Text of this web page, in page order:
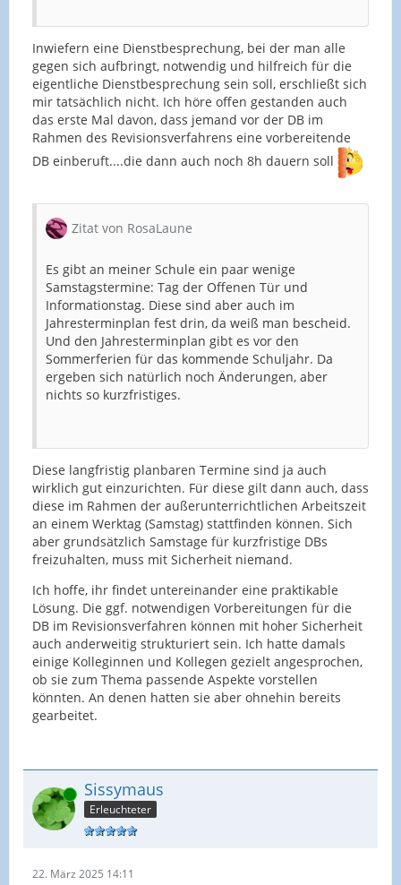
Inwiefern eine Dienstbesprechung, bei der man alle
gegen sich aufbringt, notwendig und hilfreich für die
eigentliche Dienstbesprechung sein soll, erschließt sich
mir tatsächlich nicht. Ich höre offen gestanden auch
das erste Mal davon, dass jemand vor der DB im
Rahmen des Revisionsverfahrens eine vorbereitende
DB einberuft....die dann auch noch 8h dauern soll
Zitat von RosaLaune
Es gibt an meiner Schule ein paar wenige
Samstagstermine: Tag der Offenen Tür und
Informationstag. Diese sind aber auch im
Jahresterminplan fest drin, da weiß man bescheid.
Und den Jahresterminplan gibt es vor den
Sommerferien für das kommende Schuljahr. Da
ergeben sich natürlich noch Änderungen, aber
nichts so kurzfristiges.
Diese langfristig planbaren Termine sind ja auch
wirklich gut einzurichten. Für diese gilt dann auch, dass
diese im Rahmen der außerunterrichtlichen Arbeitszeit
an einem Werktag (Samstag) stattfinden können. Sich
aber grundsätzlich Samstage für kurzfristige DBs
freizuhalten, muss mit Sicherheit niemand.
Ich hoffe, ihr findet untereinander eine praktikable
Lösung. Die ggf. notwendigen Vorbereitungen für die
DB im Revisionsverfahren können mit hoher Sicherheit
auch anderweitig strukturiert sein. Ich hatte damals
einige Kolleginnen und Kollegen gezielt angesprochen,
ob sie zum Thema passende Aspekte vorstellen
könnten. An denen hatten sie aber ohnehin bereits
gearbeitet.
Online Sissymaus
Erleuchteter
22. März 2025 14:11